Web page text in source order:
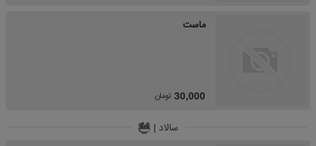
ماست
30,000 تومان
سالاد |